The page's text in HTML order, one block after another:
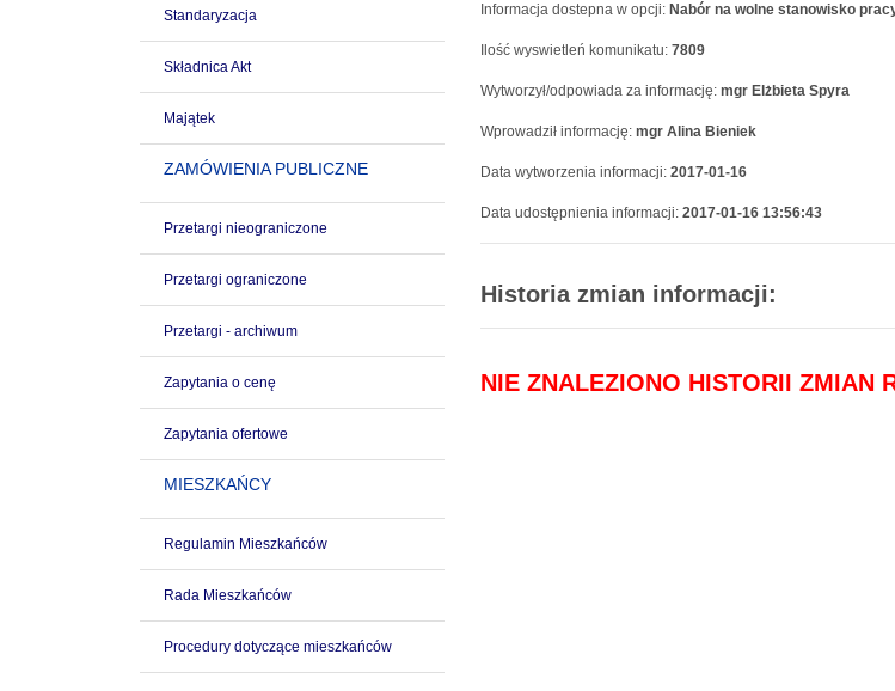
Standaryzacja
Składnica Akt
Majątek
ZAMÓWIENIA PUBLICZNE
Przetargi nieograniczone
Przetargi ograniczone
Przetargi - archiwum
Zapytania o cenę
Zapytania ofertowe
MIESZKAŃCY
Regulamin Mieszkańców
Rada Mieszkańców
Procedury dotyczące mieszkańców
Informacja dostepna w opcji: Nabór na wolne stanowisko
Ilość wyswietleń komunikatu: 7809
Wytworzył/odpowiada za informację: mgr Elżbieta Spyra
Wprowadził informację: mgr Alina Bieniek
Data wytworzenia informacji: 2017-01-16
Data udostępnienia informacji: 2017-01-16 13:56:43
Historia zmian informacji:
NIE ZNALEZIONO HISTORII ZMIAN